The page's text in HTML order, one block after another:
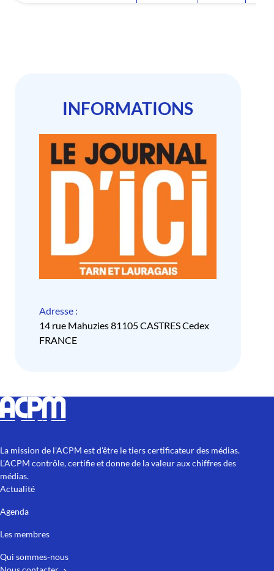
INFORMATIONS
Adresse :
14 rue Mahuzies 81105 CASTRES Cedex
FRANCE
La mission de l'ACPM est d'être le tiers certificateur des médias.
L'ACPM contrôle, certifie et donne de la valeur aux chiffres des
médias.
Actualité
Agenda
Les membres
Qui sommes-nous